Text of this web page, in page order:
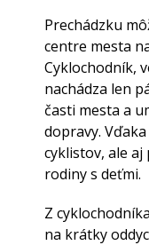
Prechádzku
centre mesta
Cyklochodník,
nachádza len
časti mesta a
dopravy.
cyklistov, ale
rodiny s deťmi.
Z
na krátky